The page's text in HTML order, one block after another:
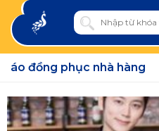
áo đồng phục nhà hàng